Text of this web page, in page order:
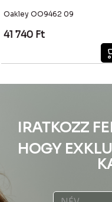
Oakley OO9462 09
41 740 Ft
IRATKOZZ
HOGY